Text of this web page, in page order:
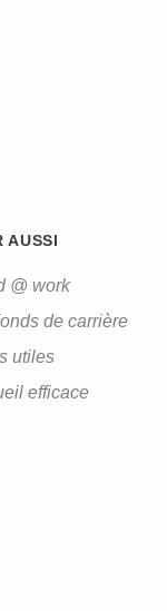
AUSSI
@ work
de carrière
utiles
efficace